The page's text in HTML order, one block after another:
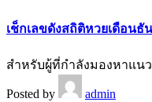
เช็กเลขดังสถิติหวยเดือนธั
สำหรับผู้ที่กำลังมองหาแน
Posted by admin